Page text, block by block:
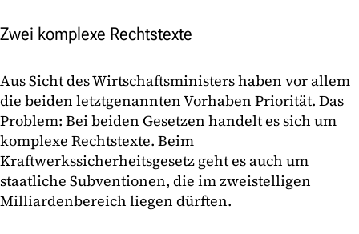
Zwei komplexe Rechtstexte
Aus Sicht des Wirtschaftsministers haben vor allem
die beiden letztgenannten Vorhaben Priorität. Das
Problem: Bei beiden Gesetzen handelt es sich um
komplexe Rechtstexte. Beim
Kraftwerkssicherheitsgesetz geht es auch um
staatliche Subventionen, die im zweistelligen
Milliardenbereich liegen dürften.